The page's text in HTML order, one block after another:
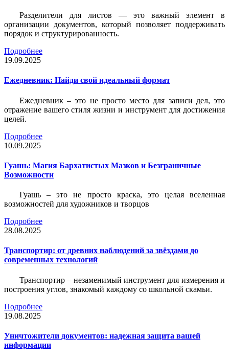
Разделители для листов — это важный элемент в
организации документов, который позволяет поддерживать
порядок и структурированность.
Подробнее
19.09.2025
Ежедневник: Найди свой идеальный формат
Ежедневник – это не просто место для записи дел, это
отражение вашего стиля жизни и инструмент для достижения
целей.
Подробнее
10.09.2025
Гуашь: Магия Бархатистых Мазков и Безграничные
Возможности
Гуашь – это не просто краска, это целая вселенная
возможностей для художников и творцов
Подробнее
28.08.2025
Транспортир: от древних наблюдений за звёздами до
современных технологий
Транспортир – незаменимый инструмент для измерения и
построения углов, знакомый каждому со школьной скамьи.
Подробнее
19.08.2025
Уничтожители документов: надежная защита вашей
информации